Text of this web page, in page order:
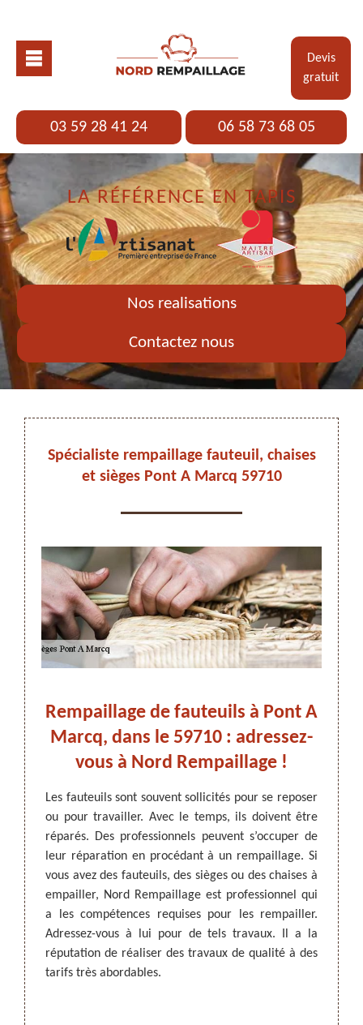
Devis
gratuit
03 59 28 41 24 06 58 73 68 05
LA RÉFÉRENCE EN TAPIS
Nos realisations
Contactez nous
ARTISAN DEZITTER , REMPAILLAGE -
CANNAGE - RECOLLAGE, 59 NORD
Spécialiste rempaillage fauteuil, chaises
et sièges Pont A Marcq 59710
les
Nord
des
de
des
dans
son
de
Rempaillage de fauteuils à Pont A
Marcq, dans le 59710 : adressez-
vous à Nord Rempaillage !
Les fauteuils sont souvent sollicités pour se reposer
ou pour travailler. Avec le temps, ils doivent être
réparés. Des professionnels peuvent s’occuper de
leur réparation en procédant à un rempaillage. Si
vous avez des fauteuils, des sièges ou des chaises à
empailler, Nord Rempaillage est professionnel qui
a les compétences requises pour les rempailler.
Adressez-vous à lui pour de tels travaux. Il a la
réputation de réaliser des travaux de qualité à des
tarifs très abordables.
Les
vous
que